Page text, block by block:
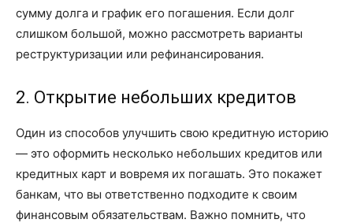
сумму долга и график его погашения. Если долг
слишком большой, можно рассмотреть варианты
реструктуризации или рефинансирования.
2. Открытие небольших кредитов
Один из способов улучшить свою кредитную историю
— это оформить несколько небольших кредитов или
кредитных карт и вовремя их погашать. Это покажет
банкам, что вы ответственно подходите к своим
финансовым обязательствам. Важно помнить, что